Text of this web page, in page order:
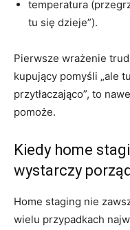
temperatura
tu się dzieje”).
Pierwsze wrażenie
kupujący pomyśli „ale
przytłaczająco”, to
pomoże.
Kiedy home
wystarczy
Home staging nie
wielu przypadkach